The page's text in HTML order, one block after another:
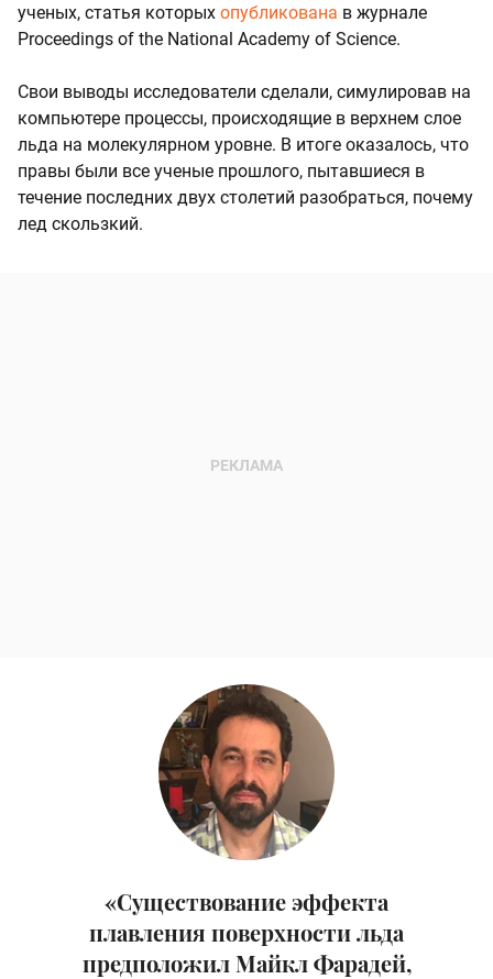
ученых, статья которых опубликована в журнале
Proceedings of the National Academy of Science.
Свои выводы исследователи сделали, симулировав на
компьютере процессы, происходящие в верхнем слое
льда на молекулярном уровне. В итоге оказалось, что
правы были все ученые прошлого, пытавшиеся в
течение последних двух столетий разобраться, почему
лед скользкий.
«Существование эффекта
плавления поверхности льда
предположил Майкл Фарадей,